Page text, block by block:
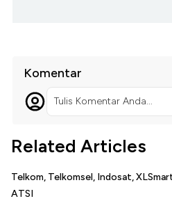
Komentar
Tulis Komentar Anda...
Related Articles
Telkom, Telkomsel, Indosat,
ATSI